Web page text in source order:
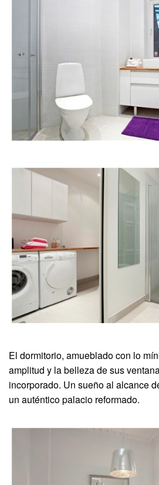
El dormitorio, amueblado con lo
amplitud y la belleza de sus
incorporado. Un sueño al alcance
un auténtico palacio reformado.